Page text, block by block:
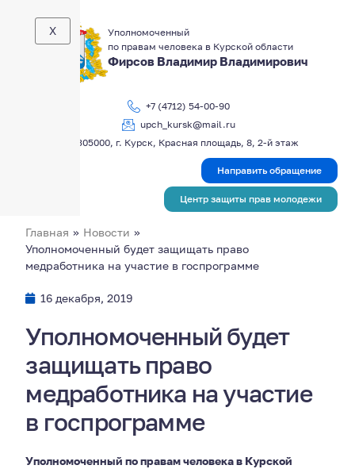
Уполномоченный
по правам человека в Курской области
Фирсов Владимир Владимирович
+7 (4712) 54-00-90
upch_kursk@mail.ru
305000, г. Курск, Красная площадь, 8, 2-й этаж
X
Направить обращение
Центр защиты прав молодежи
Главная » Новости »
Уполномоченный будет защищать право
медработника на участие в госпрограмме
16 декабря, 2019
Уполномоченный будет
защищать право
медработника на участие
в госпрограмме
Уполномоченный по правам человека в Курской